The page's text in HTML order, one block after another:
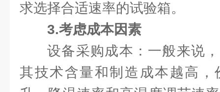
求选择合适速率的试验箱。
3.考虑成本因素
设备采购成本：一般来说
其技术含量和制造成本越高，